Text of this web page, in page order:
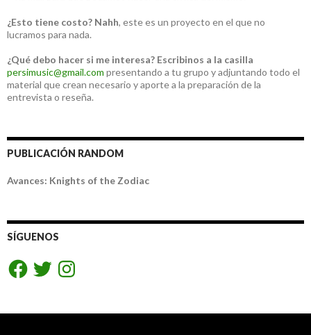
¿Esto tiene costo? Nahh, este es un proyecto en el que no
lucramos para nada.
¿Qué debo hacer si me interesa? Escribinos a la casilla
persimusic@gmail.com presentando a tu grupo y adjuntando todo el
material que crean necesario y aporte a la preparación de la
entrevista o reseña.
PUBLICACIÓN RANDOM
Avances: Knights of the Zodiac
SÍGUENOS
FacebookTwitterInstagram